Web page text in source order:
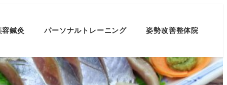
容鍼灸 パーソナルトレーニング 姿勢改善整体院